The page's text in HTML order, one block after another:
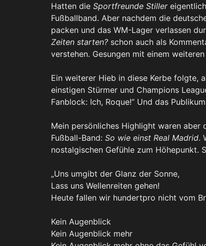
Hatten die Sportfreunde Stillereigentlich
Fußballband. Aber nachdem die
packen und das WM-Lager verlassen
Zeiten starten? schon auch als
verstehen. Gesungen mit einem
Ein weiterer Hieb in diese Kerbe folgte,
einstigen Stürmer und Champions
Fanblock: Ich, Roque!“ Und das
Mein persönliches Highlight waren aber
Fußball-Band: So wie einst Real Madrid.
nostalgischen Gefühle zum Höhepunkt.
„Uns umgibt der Glanz der Sonne,
Lass uns Wellenreiten gehen!
Heute fallen wir hundertpro nicht vom
Kein Augenblick
Kein Augenblick mehr